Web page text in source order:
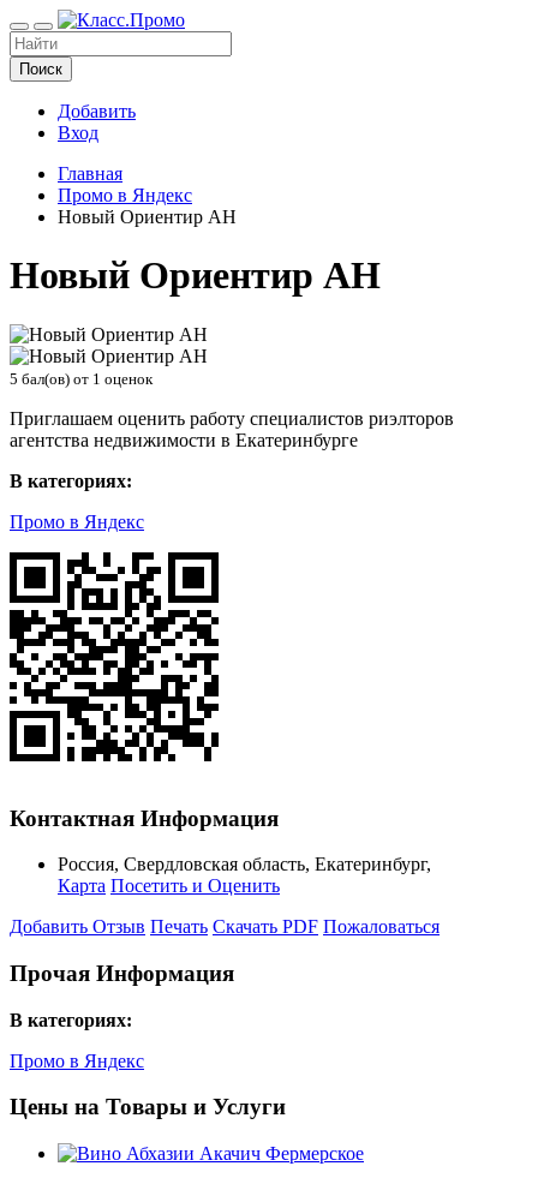
Поиск
Добавить
Вход
Главная
Промо в Яндекс
Новый Ориентир АН
Новый Ориентир АН
5 бал(ов) от 1 оценок
Приглашаем оценить работу специалистов риэлторов
агентства недвижимости в Екатеринбурге
В категориях:
Промо в Яндекс
Контактная Информация
Россия, Свердловская область, Екатеринбург,
Карта Посетить и Оценить
Добавить Отзыв Печать Скачать PDF Пожаловаться
Прочая Информация
В категориях:
Промо в Яндекс
Цены на Товары и Услуги